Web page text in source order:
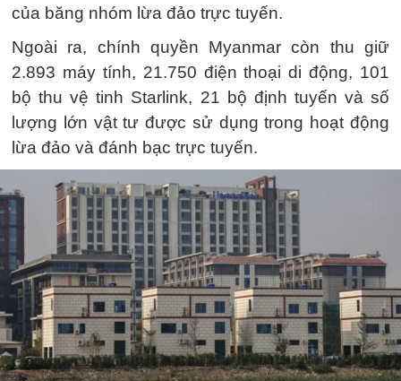
của băng nhóm lừa đảo trực tuyến.
Ngoài ra, chính quyền Myanmar còn thu giữ
2.893 máy tính, 21.750 điện thoại di động, 101
bộ thu vệ tinh Starlink, 21 bộ định tuyến và số
lượng lớn vật tư được sử dụng trong hoạt động
lừa đảo và đánh bạc trực tuyến.